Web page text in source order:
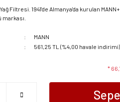
Filtresi. 1941'de Almanya'da kurulan
MANN
561,25 TL (%4,00 havale indirimi)
*